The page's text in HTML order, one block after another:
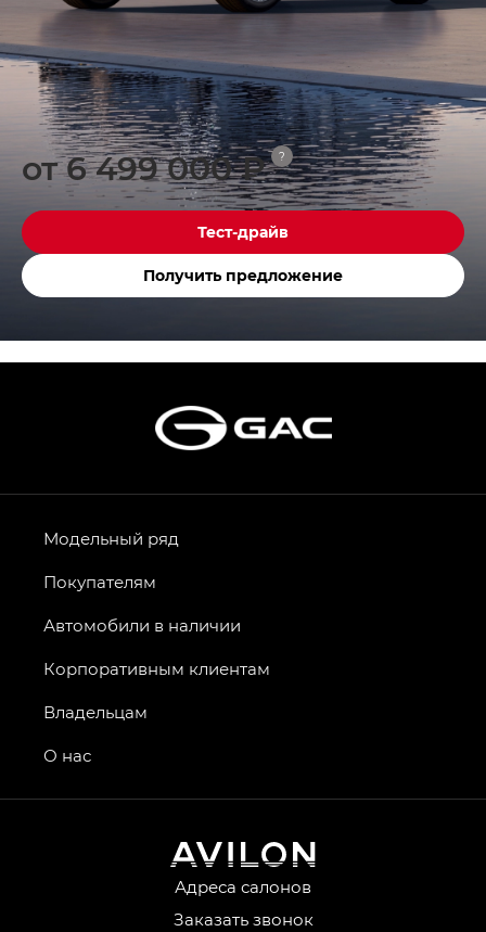
от 6 499 000 ₽ ?
Тест-драйв
Получить предложение
Адреса салонов
Заказать звонок
Модельный ряд
Покупателям
Автомобили в наличии
Корпоративным клиентам
Владельцам
О нас